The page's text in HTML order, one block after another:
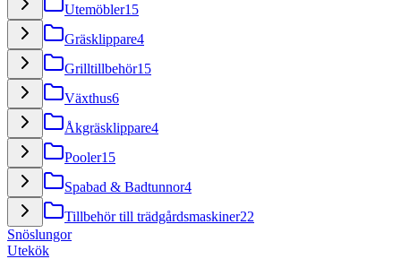
Utemöbler15
Gräsklippare4
Grilltillbehör15
Växthus6
Åkgräsklippare4
Pooler15
Spabad & Badtunnor4
Tillbehör till trädgårdsmaskiner22
Snöslungor
Utekök